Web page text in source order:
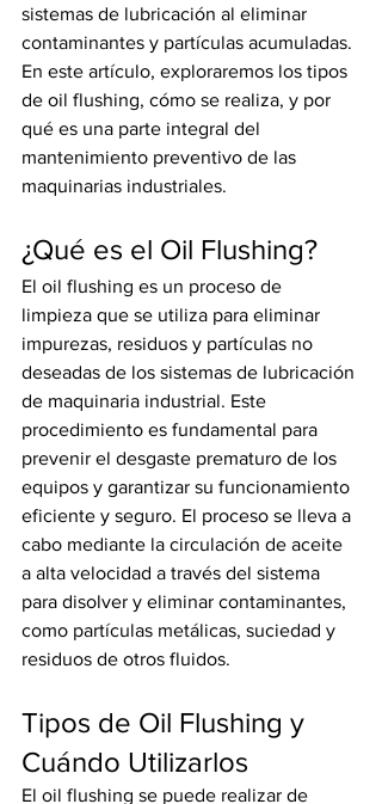
sistemas de lubricación al eliminar
contaminantes y partículas acumuladas.
En este artículo, exploraremos los tipos
de oil flushing, cómo se realiza, y por
qué es una parte integral del
mantenimiento preventivo de las
maquinarias industriales.
¿Qué es el Oil Flushing?
El oil flushing es un proceso de
limpieza que se utiliza para eliminar
impurezas, residuos y partículas no
deseadas de los sistemas de lubricación
de maquinaria industrial. Este
procedimiento es fundamental para
prevenir el desgaste prematuro de los
equipos y garantizar su funcionamiento
eficiente y seguro. El proceso se lleva a
cabo mediante la circulación de aceite
a alta velocidad a través del sistema
para disolver y eliminar contaminantes,
como partículas metálicas, suciedad y
residuos de otros fluidos.
Tipos de Oil Flushing y
Cuándo Utilizarlos
El oil flushing se puede realizar de